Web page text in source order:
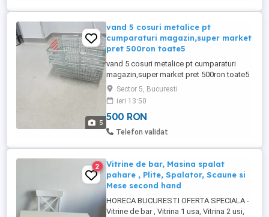
5
vand 5 cosuri metalice pt
cumparaturi magazin,super market
pret 500ron toate5
vand 5 cosuri metalice pt cumparaturi
magazin,super market pret 500ron toate5
cosurile sunt noi si se afla in sectorul 5
pretul este de 500lei toate 5 bucatile nu le
dau la bucata pozele sunt reale nu trimit
prin curier nu trimite mesaje
Sector 5, Bucuresti
ieri 13:50
500 RON
Telefon validat
2
Vitrine de bar, Masina spalat
pahare , Plite, Spalator, Scaune si
Mese second hand
HORECA BUCURESTI OFERTA SPECIALA -
Vitrine de bar , Vitrina 1 usa, Vitrina 2 usi,